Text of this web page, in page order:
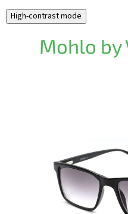
High-contrast mode
Mohlo by